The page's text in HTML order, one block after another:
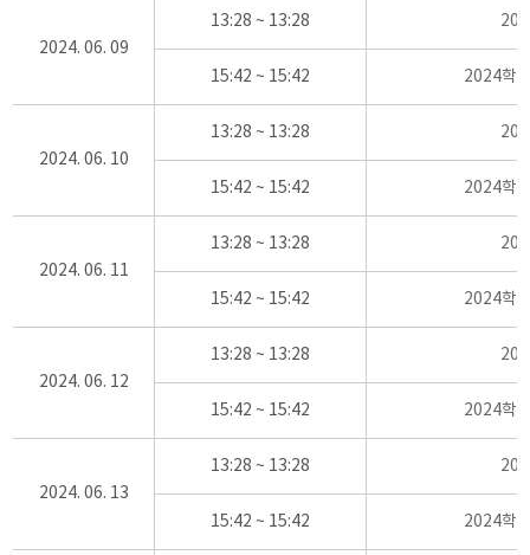
2024. 06. 09
13:28 ~ 13:28
15:42 ~ 15:42 2024학
2024. 06. 10
13:28 ~ 13:28
15:42 ~ 15:42 2024학
2024. 06. 11
13:28 ~ 13:28
15:42 ~ 15:42 2024학
2024. 06. 12
13:28 ~ 13:28
15:42 ~ 15:42 2024학
2024. 06. 13
13:28 ~ 13:28
15:42 ~ 15:42 2024학